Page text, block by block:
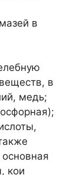
в
в
медь;
кои